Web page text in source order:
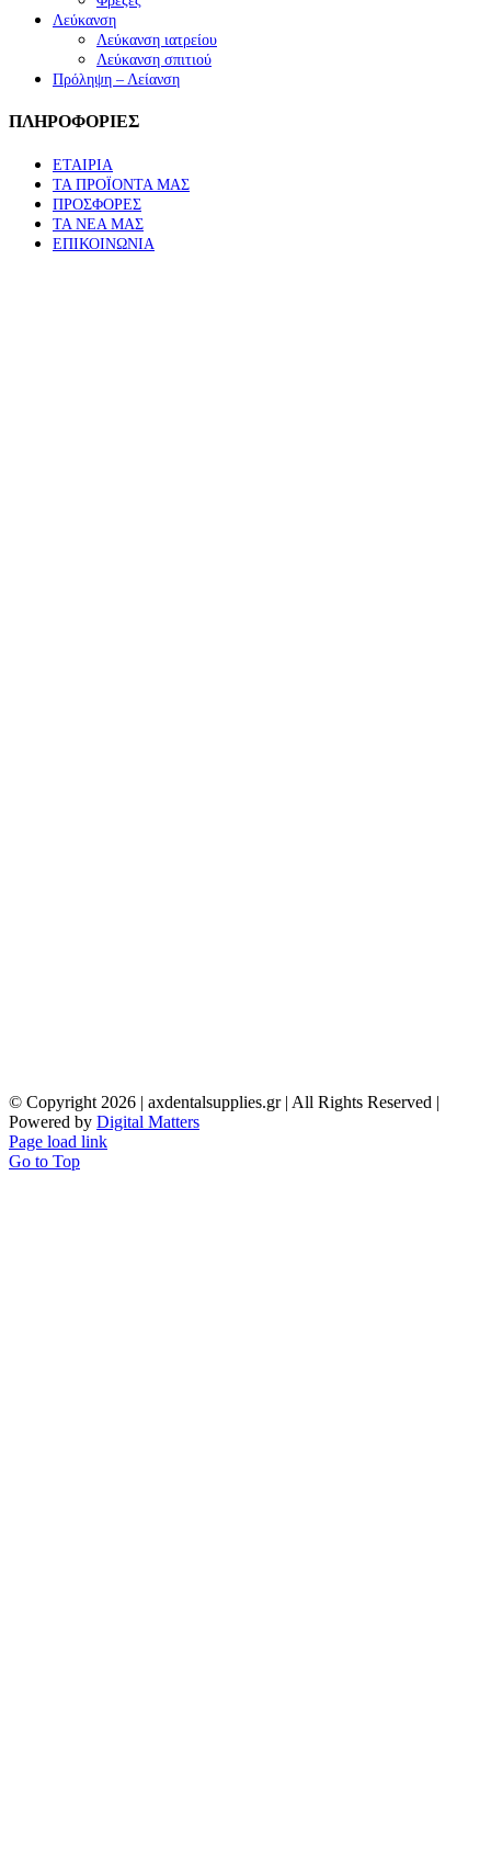
Λεύκανση
Λεύκανση ιατρείου
Λεύκανση σπιτιού
Πρόληψη – Λείανση
ΠΛΗΡΟΦΟΡΙΕΣ
ΕΤΑΙΡΙΑ
ΤΑ ΠΡΟΪΟΝΤΑ ΜΑΣ
ΠΡΟΣΦΟΡΕΣ
ΤΑ ΝΕΑ ΜΑΣ
ΕΠΙΚΟΙΝΩΝΙΑ
© Copyright 2026 | axdentalsupplies.gr | All Rights Reserved |
Powered by Digital Matters
Page load link
Go to Top